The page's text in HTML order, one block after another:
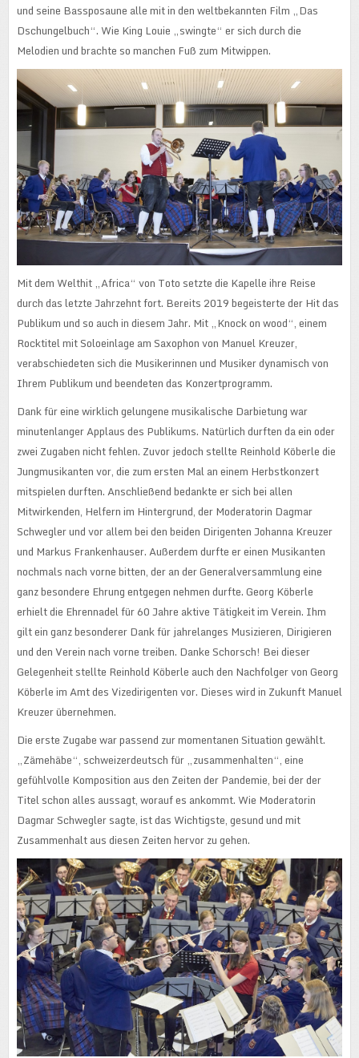
und seine Bassposaune alle mit in den weltbekannten Film „Das
Dschungelbuch“. Wie King Louie „swingte“ er sich durch die
Melodien und brachte so manchen Fuß zum Mitwippen.
Mit dem Welthit „Africa“ von Toto setzte die Kapelle ihre Reise
durch das letzte Jahrzehnt fort. Bereits 2019 begeisterte der Hit das
Publikum und so auch in diesem Jahr. Mit „Knock on wood“, einem
Rocktitel mit Soloeinlage am Saxophon von Manuel Kreuzer,
verabschiedeten sich die Musikerinnen und Musiker dynamisch von
Ihrem Publikum und beendeten das Konzertprogramm.
Dank für eine wirklich gelungene musikalische Darbietung war
minutenlanger Applaus des Publikums. Natürlich durften da ein oder
zwei Zugaben nicht fehlen. Zuvor jedoch stellte Reinhold Köberle die
Jungmusikanten vor, die zum ersten Mal an einem Herbstkonzert
mitspielen durften. Anschließend bedankte er sich bei allen
Mitwirkenden, Helfern im Hintergrund, der Moderatorin Dagmar
Schwegler und vor allem bei den beiden Dirigenten Johanna Kreuzer
und Markus Frankenhauser. Außerdem durfte er einen Musikanten
nochmals nach vorne bitten, der an der Generalversammlung eine
ganz besondere Ehrung entgegen nehmen durfte. Georg Köberle
erhielt die Ehrennadel für 60 Jahre aktive Tätigkeit im Verein. Ihm
gilt ein ganz besonderer Dank für jahrelanges Musizieren, Dirigieren
und den Verein nach vorne treiben. Danke Schorsch! Bei dieser
Gelegenheit stellte Reinhold Köberle auch den Nachfolger von Georg
Köberle im Amt des Vizedirigenten vor. Dieses wird in Zukunft Manuel
Kreuzer übernehmen.
Die erste Zugabe war passend zur momentanen Situation gewählt.
„Zämehäbe“, schweizerdeutsch für „zusammenhalten“, eine
gefühlvolle Komposition aus den Zeiten der Pandemie, bei der der
Titel schon alles aussagt, worauf es ankommt. Wie Moderatorin
Dagmar Schwegler sagte, ist das Wichtigste, gesund und mit
Zusammenhalt aus diesen Zeiten hervor zu gehen.